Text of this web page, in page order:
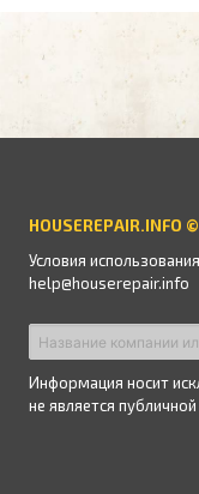
HOUSEREPAIR.INFO
Условия использования
help@houserepair.info
Информация носит
не является